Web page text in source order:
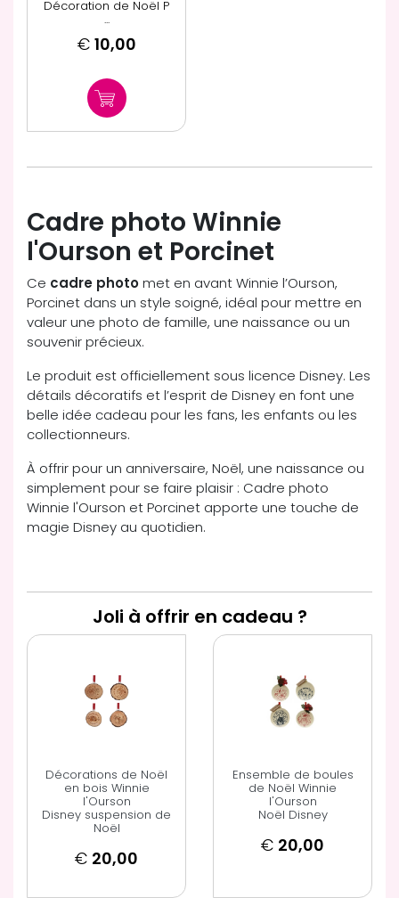
Décoration de Noël P
...
€ 10,00
Cadre photo Winnie
l'Ourson et Porcinet
Ce cadre photomet en avant Winnie l’Ourson,
Porcinet dans un style soigné, idéal pour mettre en
valeur une photo de famille, une naissance ou un
souvenir précieux.
Le produit est officiellement sous licence Disney. Les
détails décoratifs et l’esprit de Disney en font une
belle idée cadeau pour les fans, les enfants ou les
collectionneurs.
À offrir pour un anniversaire, Noël, une naissance ou
simplement pour se faire plaisir : Cadre photo
Winnie l'Ourson et Porcinet apporte une touche de
magie Disney au quotidien.
Joli à offrir en cadeau ?
Décorations de Noël
en bois Winnie
l'Ourson
Disney suspension de
Noël
€ 20,00
Ensemble de boules
de Noël Winnie
l'Ourson
Noël Disney
€ 20,00